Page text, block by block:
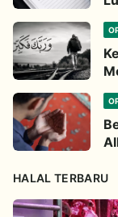
HALAL TERBARU